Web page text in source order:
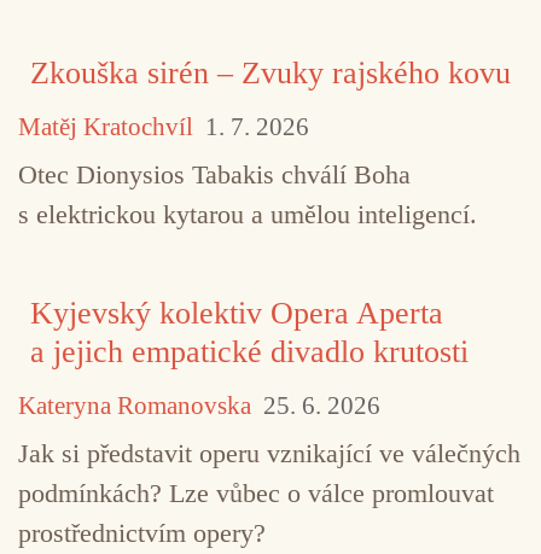
Zkouška sirén – Zvuky rajského kovu
Matěj Kratochvíl 1. 7. 2026
Otec Dionysios Tabakis chválí Boha
s elektrickou kytarou a umělou inteligencí.
Kyjevský kolektiv Opera Aperta
a jejich empatické divadlo krutosti
Kateryna Romanovska 25. 6. 2026
Jak si představit operu vznikající ve válečných
podmínkách? Lze vůbec o válce promlouvat
prostřednictvím opery?